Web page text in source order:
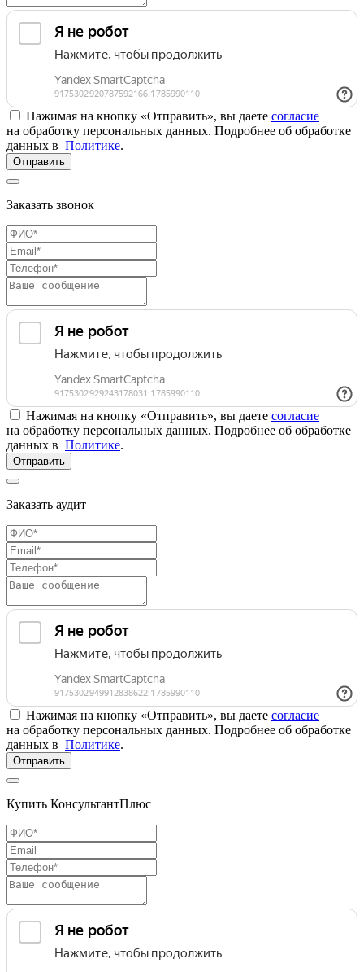
Нажимая на кнопку «Отправить», вы даете согласие
на обработку персональных данных. Подробнее об обработке
данных в Политике.
Отправить
Заказать звонок
Нажимая на кнопку «Отправить», вы даете согласие
на обработку персональных данных. Подробнее об обработке
данных в Политике.
Отправить
Заказать аудит
Нажимая на кнопку «Отправить», вы даете согласие
на обработку персональных данных. Подробнее об обработке
данных в Политике.
Отправить
Купить КонсультантПлюс